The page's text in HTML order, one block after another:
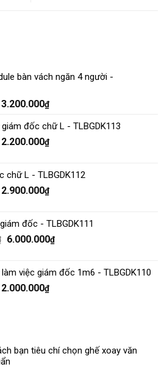
bàn vách ngăn 4 người -
3.200.000₫
đốc chữ L - TLBGDK113
2.200.000₫
chữ L - TLBGDK112
2.900.000₫
đốc - TLBGDK111
6.000.000₫
việc giám đốc 1m6 - TLBGDK110
2.000.000₫
bạn tiêu chí chọn ghế xoay văn